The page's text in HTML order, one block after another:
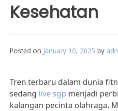
Kesehatan
Posted on January 10, 2025 by
Tren terbaru dalam dunia
sedang live sgp menjadi
kalangan pecinta olahraga.